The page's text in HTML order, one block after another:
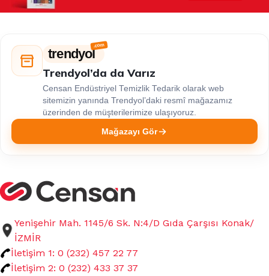
trendyol
Trendyol’da da Varız
Censan Endüstriyel Temizlik Tedarik olarak web
sitemizin yanında Trendyol’daki resmî mağazamız
üzerinden de müşterilerimize ulaşıyoruz.
Mağazayı Gör
Yenişehir Mah. 1145/6 Sk. N:4/D Gıda Çarşısı Konak/
İZMİR
İletişim 1: 0 (232) 457 22 77
İletişim 2: 0 (232) 433 37 37